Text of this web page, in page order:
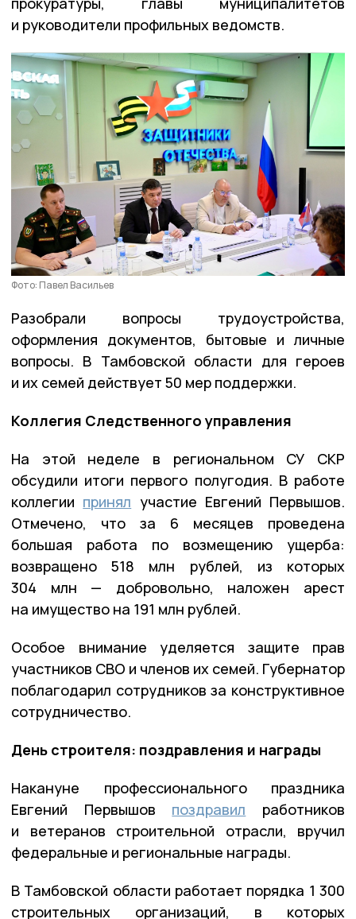
и руководители профильных ведомств.
Фото: Павел Васильев
Разобрали вопросы трудоустройства,
оформления документов, бытовые и личные
вопросы. В Тамбовской области для героев
и их семей действует 50 мер поддержки.
Коллегия Следственного управления
На этой неделе в региональном СУ СКР
обсудили итоги первого полугодия. В работе
коллегии принял участие Евгений Первышов.
Отмечено, что за 6 месяцев проведена
большая работа по возмещению ущерба:
возвращено 518 млн рублей, из которых
304 млн — добровольно, наложен арест
на имущество на 191 млн рублей.
Особое внимание уделяется защите прав
участников СВО и членов их семей. Губернатор
поблагодарил сотрудников за конструктивное
сотрудничество.
День строителя: поздравления и награды
Накануне профессионального праздника
Евгений Первышов поздравил работников
и ветеранов строительной отрасли, вручил
федеральные и региональные награды.
В Тамбовской области работает порядка 1 300
строительных организаций, в которых